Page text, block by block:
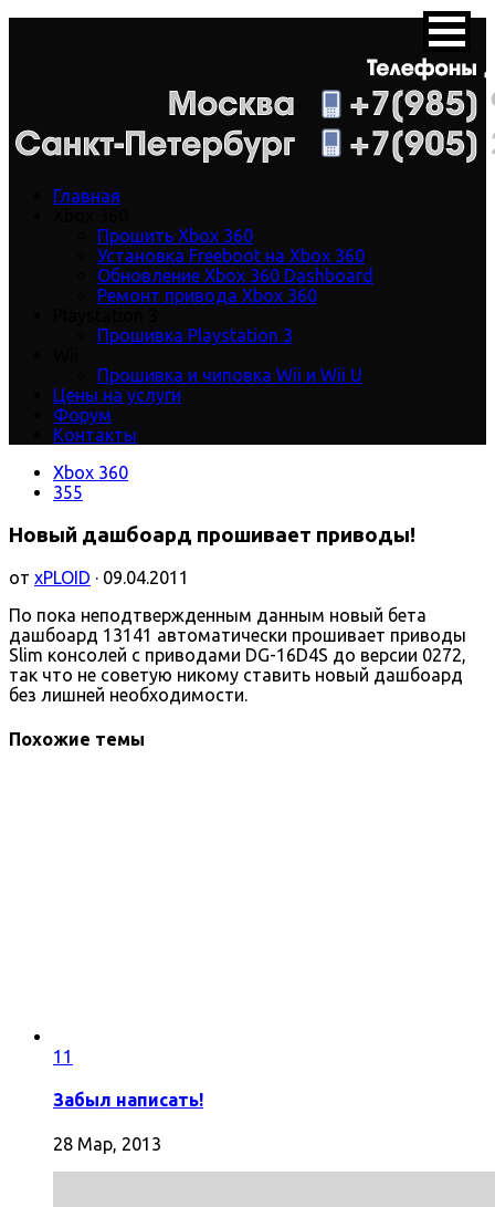
Главная
Прошить Xbox 360
Установка Freeboot на Xbox 360
Обновление Xbox 360 Dashboard
Ремонт привода Xbox 360
Прошивка Playstation 3
Прошивка и чиповка Wii и Wii U
Цены на услуги
Форум
Контакты
Xbox 360
355
Новый дашбоард прошивает приводы!
от xPLOID · 09.04.2011
По пока неподтвержденным данным новый бета
дашбоард 13141 автоматически прошивает приводы
Slim консолей с приводами DG-16D4S до версии 0272,
так что не советую никому ставить новый дашбоард
без лишней необходимости.
Похожие темы
11
Забыл написать!
28 Мар, 2013